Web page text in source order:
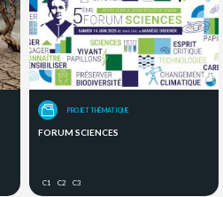
PROJET THÉMATIQUE
FORUM SCIENCES
C1 C2 C3